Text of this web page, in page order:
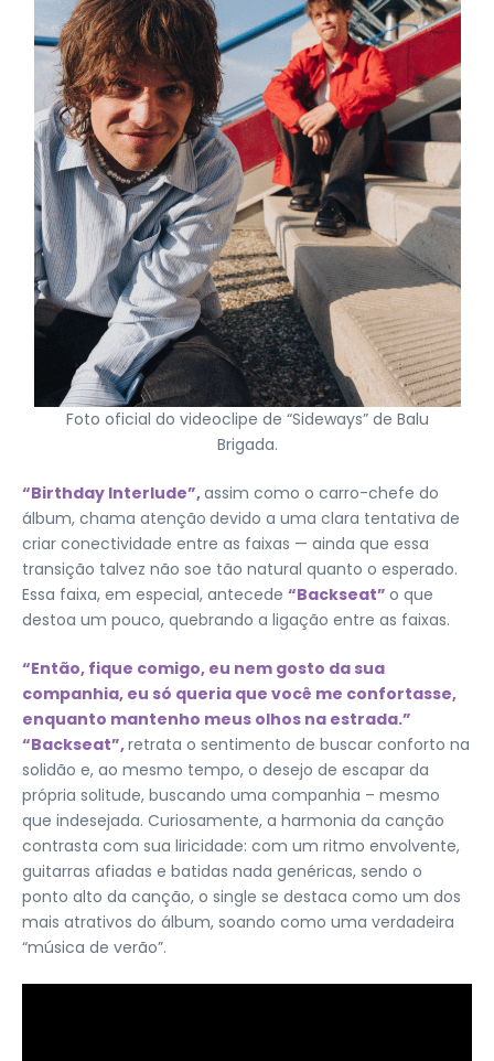
Foto oficial do videoclipe de “Sideways” de Balu
Brigada.
“Birthday Interlude”,assim como o carro-chefe do
álbum, chama atenção devido a uma clara tentativa de
criar conectividade entre as faixas — ainda que essa
transição talvez não soe tão natural quanto o esperado.
Essa faixa, em especial, antecede “Backseat” o que
destoa um pouco, quebrando a ligação entre as faixas.
“Então, fique comigo, eu nem gosto da sua
companhia, eu só queria que você me confortasse,
enquanto mantenho meus olhos na estrada.”
“Backseat”,retrata o sentimento de buscar conforto na
solidão e, ao mesmo tempo, o desejo de escapar da
própria solitude, buscando uma companhia – mesmo
que indesejada. Curiosamente, a harmonia da canção
contrasta com sua liricidade: com um ritmo envolvente,
guitarras afiadas e batidas nada genéricas, sendo o
ponto alto da canção, o single se destaca como um dos
mais atrativos do álbum, soando como uma verdadeira
“música de verão”.